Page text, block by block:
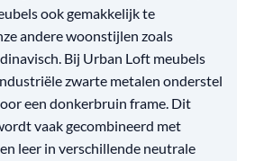
ook gemakkelijk te
andere woonstijlen zoals
Bij Urban Loft meubels
zwarte metalen onderstel
een donkerbruin frame. Dit
vaak gecombineerd met
leer in verschillende neutrale